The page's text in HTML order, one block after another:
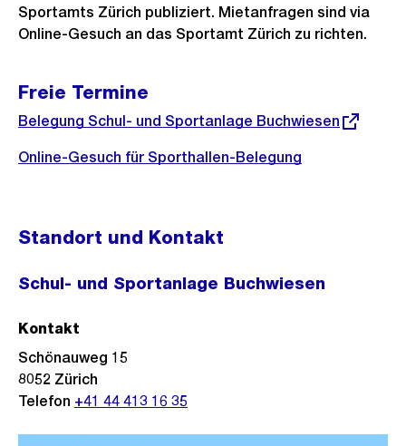
Sportamts Zürich publiziert. Mietanfragen sind via
Online-Gesuch an das Sportamt Zürich zu richten.
Freie Termine
Externer
Belegung Schul- und Sportanlage Buchwiesen
Online-Gesuch für Sporthallen-Belegung
Standort und Kontakt
Schul- und Sportanlage Buchwiesen
Kontakt
Schönauweg 15
8052 Zürich
Telefon +41 44 413 16 35